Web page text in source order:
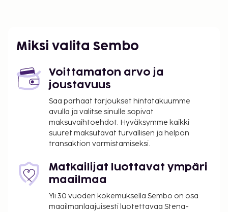
Miksi valita Sembo
Voittamaton arvo ja
joustavuus
Saa parhaat tarjoukset hintatakuumme
avulla ja valitse sinulle sopivat
maksuvaihtoehdot. Hyväksymme kaikki
suuret maksutavat turvallisen ja helpon
transaktion varmistamiseksi.
Matkailijat luottavat ympäri
maailmaa
Yli 30 vuoden kokemuksella Sembo on osa
maailmanlaajuisesti luotettavaa Stena-